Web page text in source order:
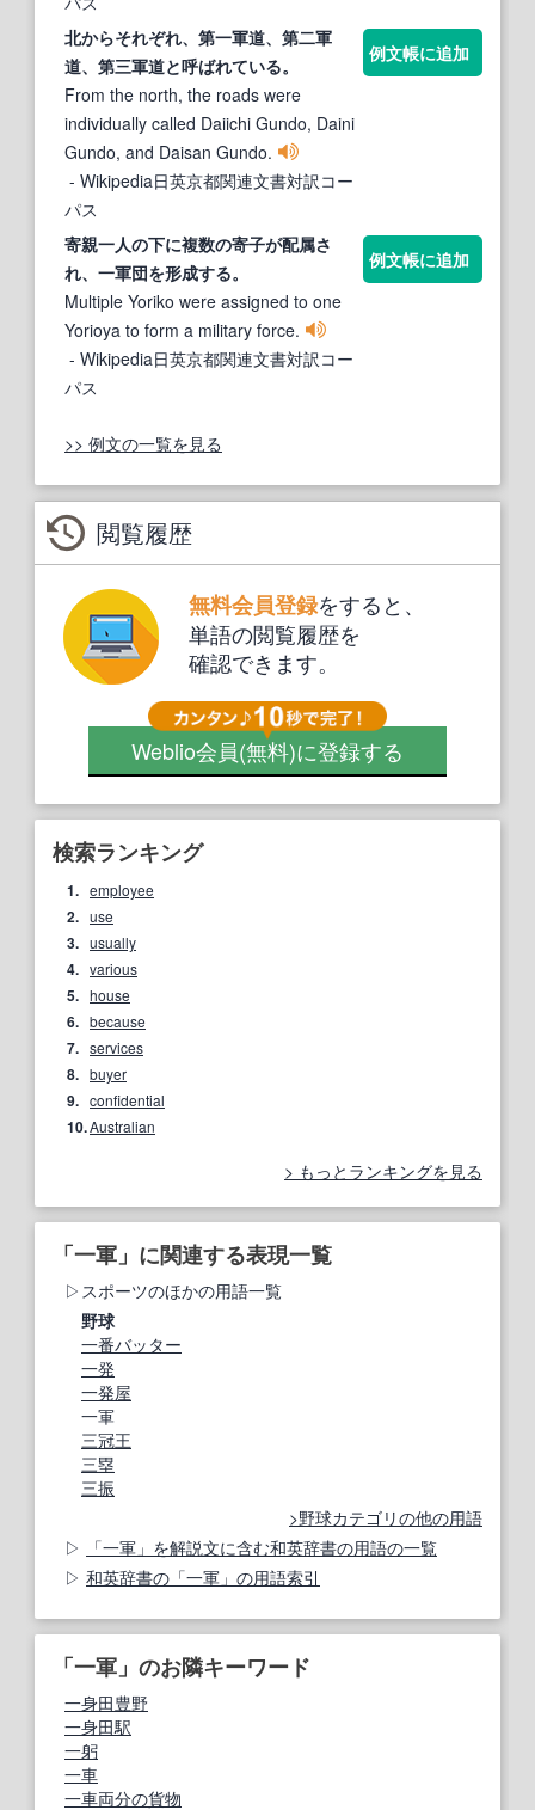
北からそれぞれ、第一軍道、第二軍
道、第三軍道と呼ばれている。
From the north, the roads were
individually called Daiichi Gundo, Daini
Gundo, and Daisan Gundo.
- Wikipedia日英京都関連文書対訳コー
パス
例文帳に追加
寄親一人の下に複数の寄子が配属さ
れ、 一軍団を形成する。
Multiple Yoriko were assigned to one
Yorioya to form a military force.
- Wikipedia日英京都関連文書対訳コー
パス
例文帳に追加
>> 例文の一覧を見る
閲覧履歴
無料会員登録をすると、
単語の閲覧履歴を
確認できます。
Weblio会員(無料)に登録する
検索ランキング
1. employee
2. use
3. usually
4. various
5. house
6. because
7. services
8. buyer
9. confidential
10.Australian
もっとランキングを見る
「一軍」に関連する表現一覧
スポーツのほかの用語一覧
野球
一番バッター
一発
一発屋
一軍
三冠王
三塁
三振
野球カテゴリの他の用語
「一軍」を解説文に含む和英辞書の用語の一覧
和英辞書の「一軍」の用語索引
「一軍」のお隣キーワード
一身田豊野
一身田駅
一躬
一車
一車両分の貨物